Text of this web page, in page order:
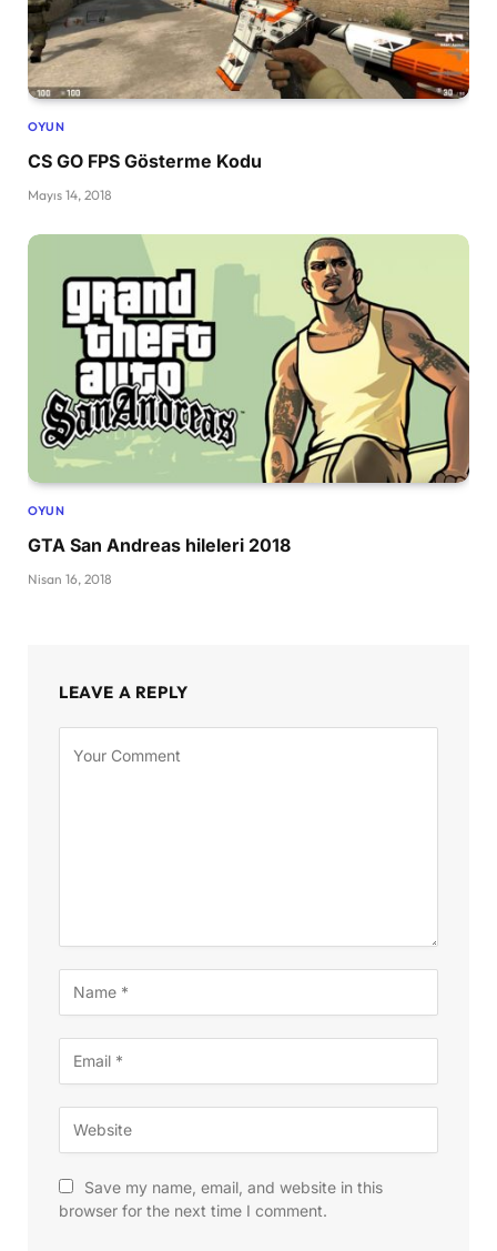
OYUN
CS GO FPS Gösterme Kodu
Mayıs 14, 2018
OYUN
GTA San Andreas hileleri 2018
Nisan 16, 2018
LEAVE A REPLY
Save my name, email, and website in this
browser for the next time I comment.